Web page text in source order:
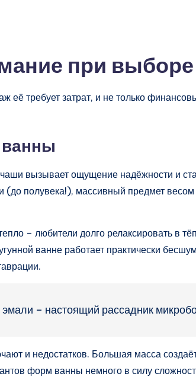
при
её требует затрат, и не только
вызывает ощущение надёжности и
полувека!), массивный предмет весом
– любители долго релаксировать в
ванне работает практически
– настоящий рассадник
и недостатков. Большая масса
форм ванны немного в силу